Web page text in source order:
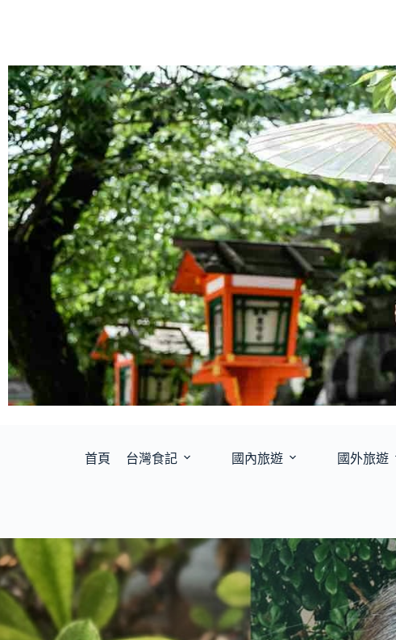
要
內
容
首頁 台灣食記 國內旅遊 國外旅遊